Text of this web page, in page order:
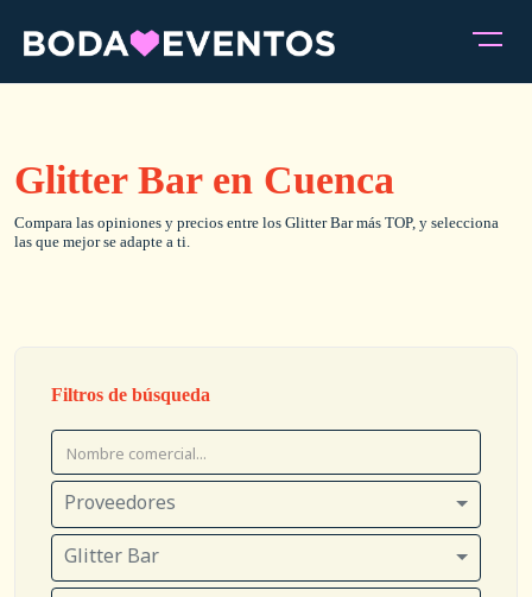
Glitter Bar en Cuenca
Compara las opiniones y precios entre los Glitter Bar más TOP, y selecciona
las que mejor se adapte a ti.
Filtros de búsqueda
Proveedores
Glitter Bar